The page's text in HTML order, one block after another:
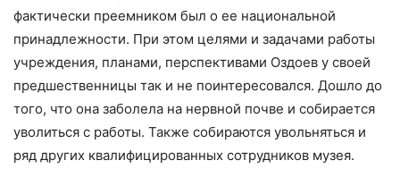
фактически преемником был о ее национальной
принадлежности. При этом целями и задачами работы
учреждения, планами, перспективами Оздоев у своей
предшественницы так и не поинтересовался. Дошло до
того, что она заболела на нервной почве и собирается
уволиться с работы. Также собираются увольняться и
ряд других квалифицированных сотрудников музея.